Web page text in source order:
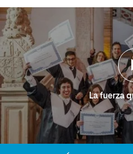
La fuerza